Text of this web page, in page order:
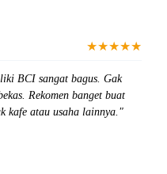
★★★★★
BCI sangat bagus. Gak
Rekomen banget buat
kafe atau usaha lainnya."